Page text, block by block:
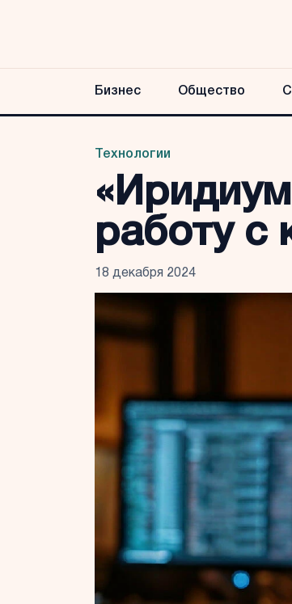
Бизнес Общество
Технологии
работу с
18 декабря 2024